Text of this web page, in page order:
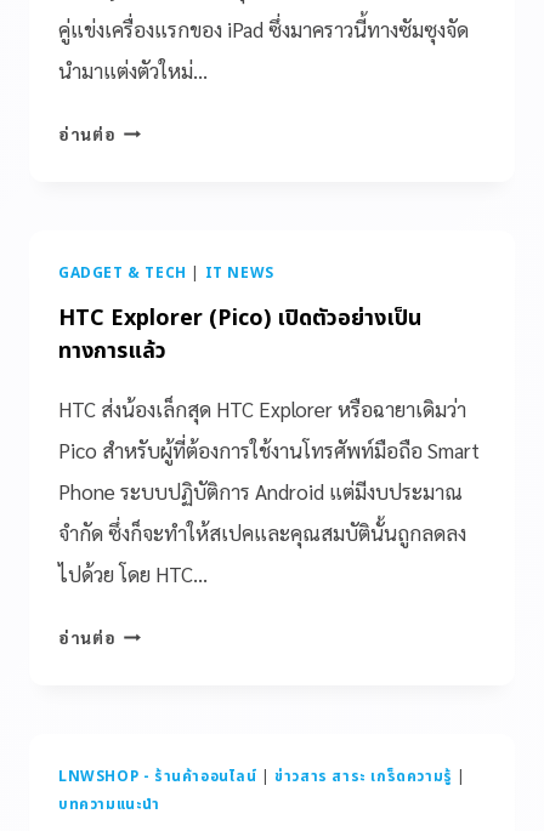
คู่แข่งเครื่องแรกของ iPad ซึ่งมาคราวนี้ทางซัมซุงจัด
นำมาแต่งตัวใหม่…
อ่านต่อ
GADGET & TECH | IT NEWS
HTC Explorer (Pico) เปิดตัวอย่างเป็น
ทางการแล้ว
HTC ส่งน้องเล็กสุด HTC Explorer หรือฉายาเดิมว่า
Pico สำหรับผู้ที่ต้องการใช้งานโทรศัพท์มือถือ Smart
Phone ระบบปฏิบัติการ Android แต่มีงบประมาณ
จำกัด ซึ่งก็จะทำให้สเปคและคุณสมบัตินั้นถูกลดลง
ไปด้วย โดย HTC…
อ่านต่อ
LNWSHOP - ร้านค้าออนไลน์ |ข่าวสาร สาระ เกร็ดความรู้ |
บทความแนะนำ